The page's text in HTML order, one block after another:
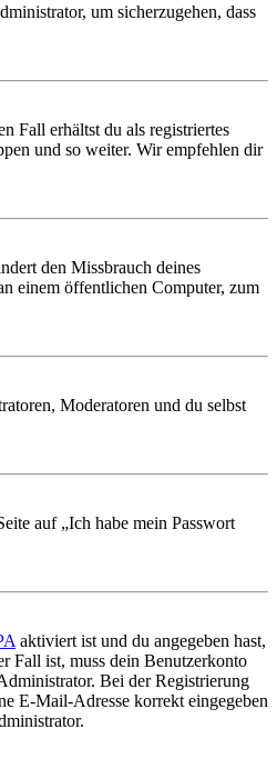
um sicherzugehen, dass
Fall erhältst du als registriertes
und so weiter. Wir empfehlen dir
den Missbrauch deines
einem öffentlichen Computer, zum
Moderatoren und du selbst
auf „Ich habe mein Passwort
aktiviert ist und du angegeben hast,
Fall ist, muss dein Benutzerkonto
Bei der Registrierung
E-Mail-Adresse korrekt eingegeben